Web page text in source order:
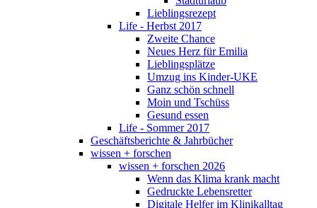
Lieblingsrezept
Life - Herbst 2017
Zweite Chance
Neues Herz für Emilia
Lieblingsplätze
Umzug ins Kinder-UKE
Ganz schön schnell
Moin und Tschüss
Gesund essen
Life - Sommer 2017
Geschäftsberichte & Jahrbücher
wissen + forschen
wissen + forschen 2026
Wenn das Klima krank macht
Gedruckte Lebensretter
Digitale Helfer im Klinikalltag